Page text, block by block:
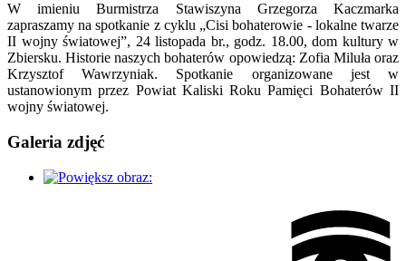
W imieniu Burmistrza Stawiszyna Grzegorza Kaczmarka
zapraszamy na spotkanie z cyklu „Cisi bohaterowie - lokalne twarze
II wojny światowej”, 24 listopada br., godz. 18.00, dom kultury w
Zbiersku. Historie naszych bohaterów opowiedzą: Zofia Miluła oraz
Krzysztof Wawrzyniak. Spotkanie organizowane jest w
ustanowionym przez Powiat Kaliski Roku Pamięci Bohaterów II
wojny światowej.
Galeria zdjęć